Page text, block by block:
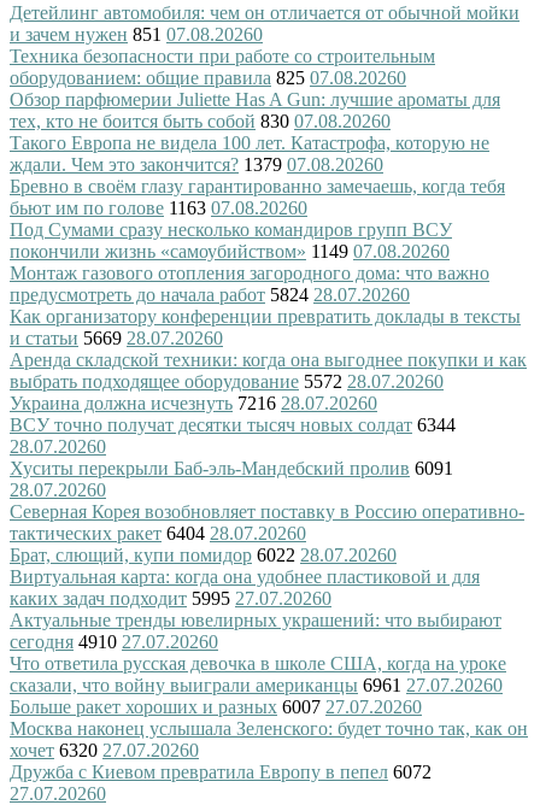
Детейлинг автомобиля: чем он отличается от обычной мойки
и зачем нужен 851 07.08.20260
Техника безопасности при работе со строительным
оборудованием: общие правила 825 07.08.20260
Обзор парфюмерии Juliette Has A Gun: лучшие ароматы для
тех, кто не боится быть собой 830 07.08.20260
Такого Европа не видела 100 лет. Катастрофа, которую не
ждали. Чем это закончится? 1379 07.08.20260
Бревно в своём глазу гарантированно замечаешь, когда тебя
бьют им по голове 1163 07.08.20260
Под Сумами сразу несколько командиров групп ВСУ
покончили жизнь «самоубийством» 1149 07.08.20260
Монтаж газового отопления загородного дома: что важно
предусмотреть до начала работ 5824 28.07.20260
Как организатору конференции превратить доклады в тексты
и статьи 5669 28.07.20260
Аренда складской техники: когда она выгоднее покупки и как
выбрать подходящее оборудование 5572 28.07.20260
Украина должна исчезнуть 7216 28.07.20260
ВСУ точно получат десятки тысяч новых солдат 6344
28.07.20260
Хуситы перекрыли Баб-эль-Мандебский пролив 6091
28.07.20260
Северная Корея возобновляет поставку в Россию оперативно-
тактических ракет 6404 28.07.20260
Брат, слющий, купи помидор 6022 28.07.20260
Виртуальная карта: когда она удобнее пластиковой и для
каких задач подходит 5995 27.07.20260
Актуальные тренды ювелирных украшений: что выбирают
сегодня 4910 27.07.20260
Что ответила русская девочка в школе США, когда на уроке
сказали, что войну выиграли американцы 6961 27.07.20260
Больше ракет хороших и разных 6007 27.07.20260
Москва наконец услышала Зеленского: будет точно так, как он
хочет 6320 27.07.20260
Дружба с Киевом превратила Европу в пепел 6072
27.07.20260